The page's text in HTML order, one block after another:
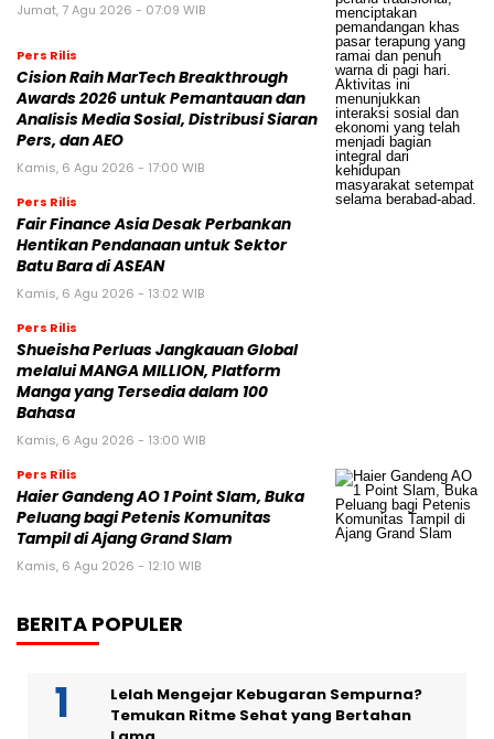
Jumat, 7 Agu 2026 - 07:09 WIB
Pers Rilis
Cision Raih MarTech Breakthrough
Awards 2026 untuk Pemantauan dan
Analisis Media Sosial, Distribusi Siaran
Pers, dan AEO
Kamis, 6 Agu 2026 - 17:00 WIB
Pers Rilis
Fair Finance Asia Desak Perbankan
Hentikan Pendanaan untuk Sektor
Batu Bara di ASEAN
Kamis, 6 Agu 2026 - 13:02 WIB
Pers Rilis
Shueisha Perluas Jangkauan Global
melalui MANGA MILLION, Platform
Manga yang Tersedia dalam 100
Bahasa
Kamis, 6 Agu 2026 - 13:00 WIB
Pers Rilis
Haier Gandeng AO 1 Point Slam, Buka
Peluang bagi Petenis Komunitas
Tampil di Ajang Grand Slam
Kamis, 6 Agu 2026 - 12:10 WIB
BERITA POPULER
Lelah Mengejar Kebugaran Sempurna?
Temukan Ritme Sehat yang Bertahan